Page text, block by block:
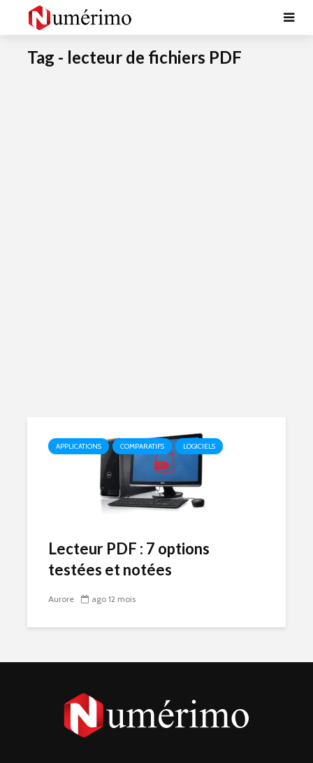
Tag - lecteur de fichiers PDF
APPLICATIONS COMPARATIFS LOGICIELS
Lecteur PDF : 7 options
testées et notées
Aurore ago 12 mois